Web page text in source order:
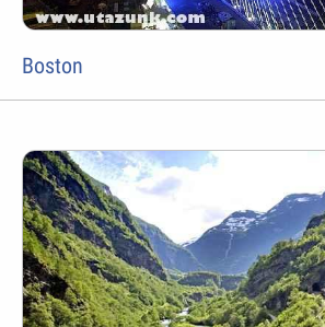
Boston